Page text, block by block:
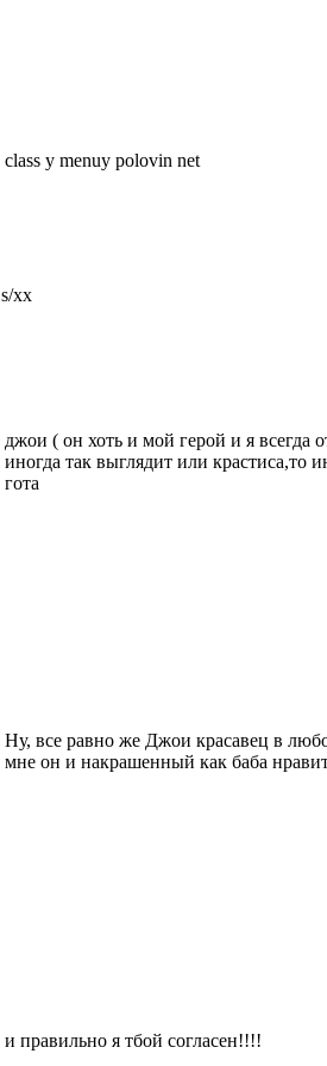
class y menuy polovin net
s/xx
джои ( он хоть и мой герой и я всегда
иногда так выглядит или крастиса,то
гота
Ну, все равно же Джои красавец в
мне он и накрашенный как баба
и правильно я тбой согласен!!!!